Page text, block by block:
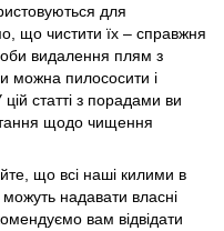
для
що чистити їх – справжня
видалення плям з
можна пилососити і
статті з порадами ви
щодо чищення
що всі наші килими в
надавати власні
вам відвідати